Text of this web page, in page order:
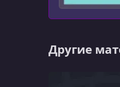
Другие